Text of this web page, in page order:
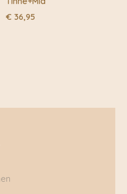
€ 36,95